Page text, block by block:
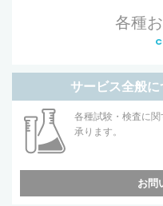
各種
サービス全般
各種試験・検査に
承ります。
お問